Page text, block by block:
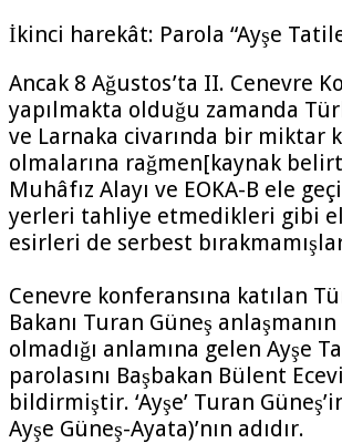
İkinci harekât: Parola “Ayşe Tatile
Ancak 8 Ağustos’ta II. Cenevre
yapılmakta olduğu zamanda
ve Larnaka civarında bir miktar
olmalarına rağmen[kaynak
Muhâfız Alayı ve EOKA-B ele
yerleri tahliye etmedikleri gibi
esirleri de serbest
Cenevre konferansına katılan
Bakanı Turan Güneş
olmadığı anlamına gelen Ayşe
parolasını Başbakan Bülent
bildirmiştir. ‘Ayşe’ Turan
Ayşe Güneş-Ayata)’nın adıdır.